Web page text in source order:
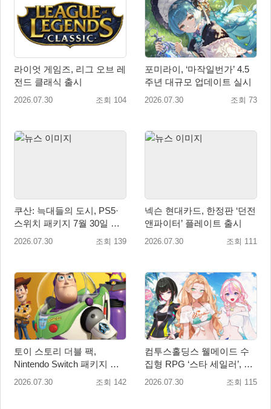
라이엇 게임즈, 리그 오브 레
전드 클래식 출시
2026.07.30 조회 104
포미라이, ‘마작일번가’ 4.5
주년 대규모 업데이트 실시
2026.07.30 조회 73
쿠산: 늑대들의 도시, PS5·
스위치 패키지 7월 30일 국
내 정식 출시
2026.07.30 조회 139
넥슨 현대카드, 한정판 ‘던전
앤파이터’ 플레이트 출시
2026.07.30 조회 111
토이 스토리 더블 팩,
Nintendo Switch 패키지 예
약판매 시작
2026.07.30 조회 142
컴투스홀딩스 웰메이드 수
집형 RPG ‘스타 세일러’, 여
름맞이 대규모 업데이트
2026.07.30 조회 115